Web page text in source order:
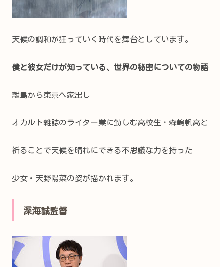
天候の調和が狂っていく時代を舞台としています。
僕と彼女だけが知っている、世界の秘密についての物語
離島から東京へ家出し
オカルト雑誌のライター業に勤しむ高校生・森嶋帆高と
祈ることで天候を晴れにできる不思議な力を持った
少女・天野陽菜の姿が描かれます。
深海誠監督